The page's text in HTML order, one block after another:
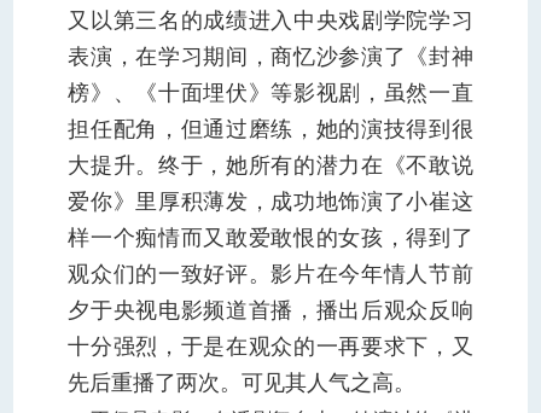
又以第三名的成绩进入中央戏剧学院学习
表演，在学习期间，商忆沙参演了《封神
榜》、《十面埋伏》等影视剧，虽然一直
担任配角，但通过磨练，她的演技得到很
大提升。终于，她所有的潜力在 《不敢说
爱你》 里厚积薄发，成功地饰演了小崔这
样一个痴情而又敢爱敢恨的女孩，得到了
观众们的一致好评。影片在今年情人节前
夕于央视电影频道首播，播出后观众反响
十分强烈，于是在观众的一再要求下，又
先后重播了两次。可见其人气之高。